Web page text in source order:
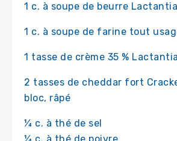
1 c. à soupe de beurre Lactantia
1 c. à soupe de farine tout
1 tasse de crème 35 % Lactantia
2 tasses de cheddar fort
bloc, râpé
¼ c. à thé de sel